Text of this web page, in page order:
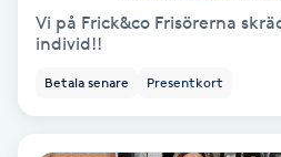
Skäggtrimmning
Skönhet
Vi på Frick&co Frisörerna
individ!!
Betala senare Presentkort